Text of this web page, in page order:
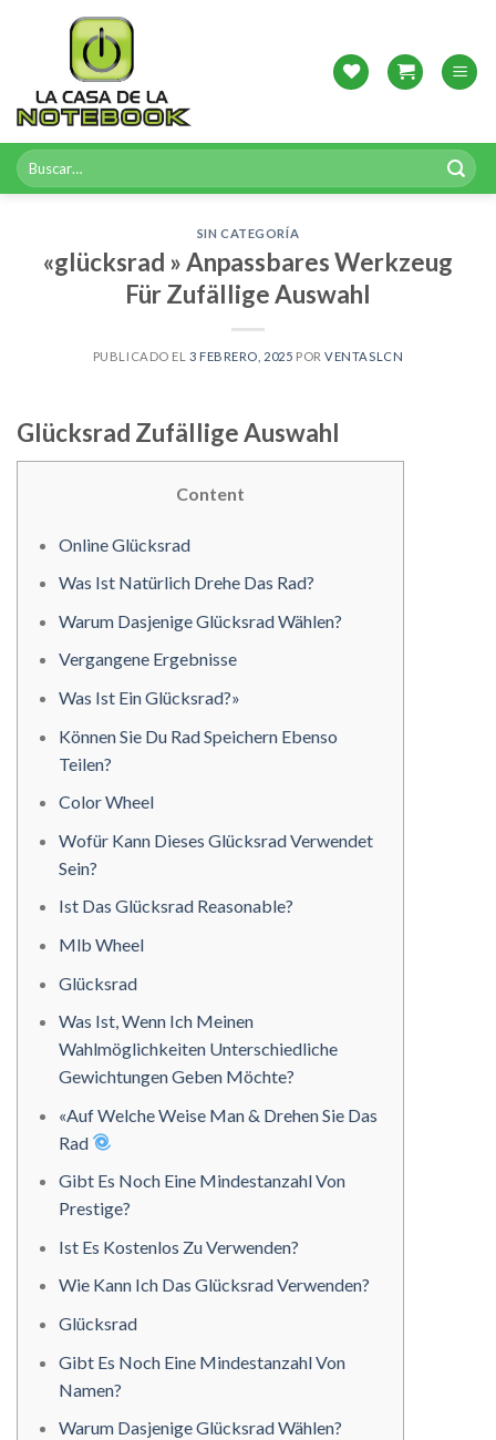
Buscar
por:
SIN CATEGORÍA
«glücksrad » Anpassbares Werkzeug
Für Zufällige Auswahl
PUBLICADO EL 3 FEBRERO, 2025 PORVENTASLCN
Glücksrad Zufällige Auswahl
Content
Online Glücksrad
Was Ist Natürlich Drehe Das Rad?
Warum Dasjenige Glücksrad Wählen?
Vergangene Ergebnisse
Was Ist Ein Glücksrad?»
Können Sie Du Rad Speichern Ebenso
Teilen?
Color Wheel
Wofür Kann Dieses Glücksrad Verwendet
Sein?
Ist Das Glücksrad Reasonable?
Mlb Wheel
Glücksrad
Was Ist, Wenn Ich Meinen
Wahlmöglichkeiten Unterschiedliche
Gewichtungen Geben Möchte?
«Auf Welche Weise Man & Drehen Sie Das
Rad
Gibt Es Noch Eine Mindestanzahl Von
Prestige?
Ist Es Kostenlos Zu Verwenden?
Wie Kann Ich Das Glücksrad Verwenden?
Glücksrad
Gibt Es Noch Eine Mindestanzahl Von
Namen?
Warum Dasjenige Glücksrad Wählen?